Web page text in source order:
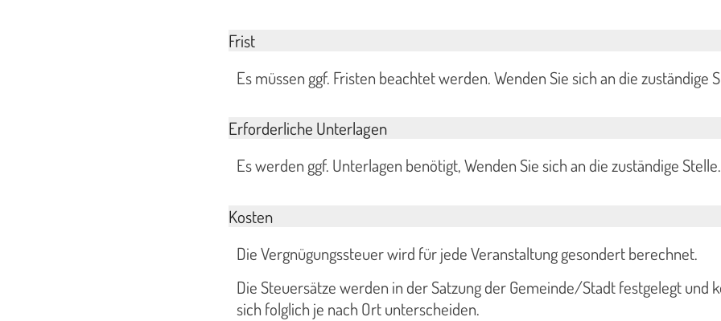
Frist
Es müssen ggf. Fristen beachtet werden. Wenden Sie sich an die zuständige
Erforderliche Unterlagen
Es werden ggf. Unterlagen benötigt, Wenden Sie sich an die zuständige Stelle.
Kosten
Die Vergnügungssteuer wird für jede Veranstaltung gesondert berechnet.
Die Steuersätze werden in der Satzung der Gemeinde/Stadt festgelegt und
sich folglich je nach Ort unterscheiden.